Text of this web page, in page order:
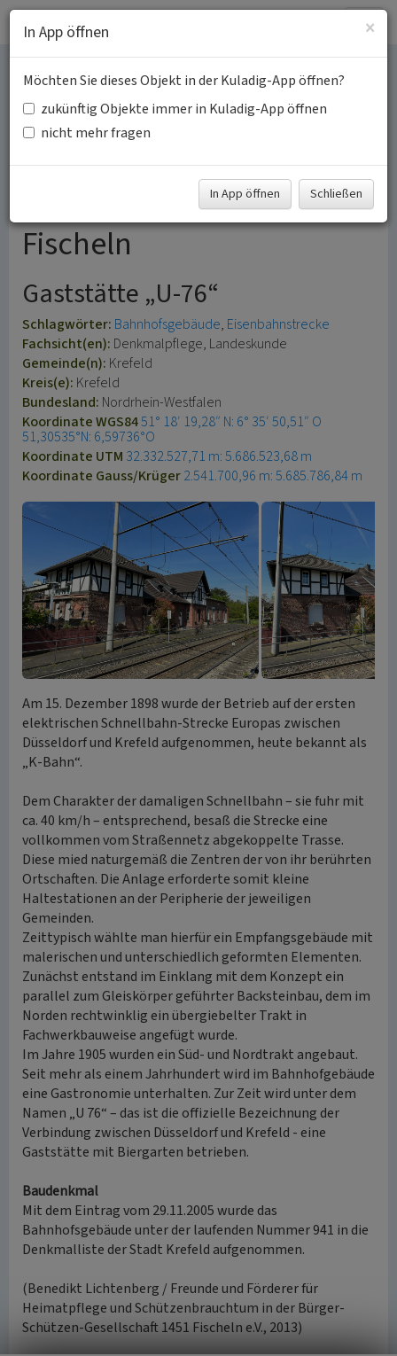
Bahnhofsgebäude der
elektrischen
Schnellbahnstrecke
Düsseldorf - Krefeld in
Fischeln
Gaststätte „U-76“
Schlagwörter: Bahnhofsgebäude Eisenbahnstrecke
Fachsicht(en): Denkmalpflege, Landeskunde
Gemeinde(n): Krefeld
Kreis(e): Krefeld
Bundesland: Nordrhein-Westfalen
Koordinate WGS8451° 18′ 19,28″ N: 6° 35′ 50,51″ O
51,30535°N: 6,59736°O
Koordinate UTM 32.332.527,71 m: 5.686.523,68 m
Koordinate Gauss/Krüger2.541.700,96 m: 5.685.786,84 m
Am 15. Dezember 1898 wurde der Betrieb auf der ersten
elektrischen Schnellbahn-Strecke Europas zwischen
Düsseldorf und Krefeld aufgenommen, heute bekannt als
„K-Bahn“.
Dem Charakter der damaligen Schnellbahn – sie fuhr mit
ca. 40 km/h – entsprechend, besaß die Strecke eine
vollkommen vom Straßennetz abgekoppelte Trasse.
Diese mied naturgemäß die Zentren der von ihr berührten
Ortschaften. Die Anlage erforderte somit kleine
Haltestationen an der Peripherie der jeweiligen
Gemeinden.
Zeittypisch wählte man hierfür ein Empfangsgebäude mit
malerischen und unterschiedlich geformten Elementen.
Zunächst entstand im Einklang mit dem Konzept ein
parallel zum Gleiskörper geführter Backsteinbau, dem im
Norden rechtwinklig ein übergiebelter Trakt in
Fachwerkbauweise angefügt wurde.
Im Jahre 1905 wurden ein Süd- und Nordtrakt angebaut.
Seit mehr als einem Jahrhundert wird im Bahnhofgebäude
eine Gastronomie unterhalten. Zur Zeit wird unter dem
Namen „U 76“ – das ist die offizielle Bezeichnung der
Verbindung zwischen Düsseldorf und Krefeld - eine
Gaststätte mit Biergarten betrieben.
Baudenkmal
Mit dem Eintrag vom 29.11.2005 wurde das
Bahnhofsgebäude unter der laufenden Nummer 941 in die
Denkmalliste der Stadt Krefeld aufgenommen.
(Benedikt Lichtenberg / Freunde und Förderer für
Heimatpflege und Schützenbrauchtum in der Bürger-
Schützen-Gesellschaft 1451 Fischeln e.V., 2013)
×
In App öffnen
Möchten Sie dieses Objekt in der Kuladig-App öffnen?
zukünftig Objekte immer in Kuladig-App öffnen
nicht mehr fragen
In App öffnen Schließen